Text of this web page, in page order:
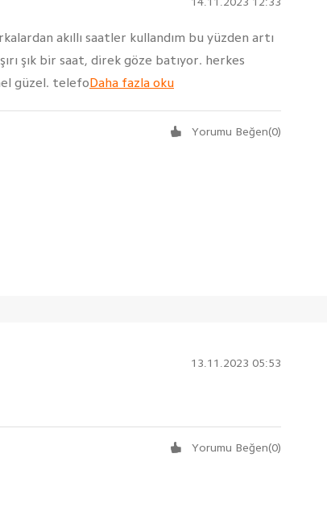
akıllı saatler kullandım bu yüzden artı
şık bir saat, direk göze batıyor. herkes
güzel. telefo Daha fazla oku
Yorumu Beğen(0)
13.11.2023 05:53
Yorumu Beğen(0)